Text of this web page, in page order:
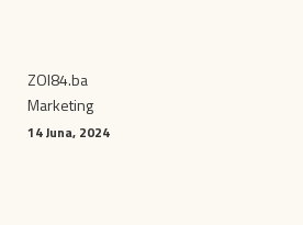
ZOI84.ba
Marketing
14 Juna, 2024